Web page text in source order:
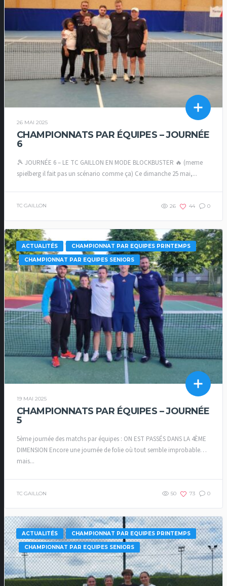
26 MAI 2025
CHAMPIONNATS PAR ÉQUIPES – JOURNÉE
6
🎾 JOURNÉE 6 – LE TC GAILLON EN MODE BLOCKBUSTER 🔥 (meme
spielberg il fait pas un scénario comme ça) Ce dimanche 25 mai,...
TC GAILLON 26 44 0
ACTUALITÉS CHAMPIONNAT PAR EQUIPES PRINTEMPS
CHAMPIONNAT PAR EQUIPES SENIORS
19 MAI 2025
CHAMPIONNATS PAR ÉQUIPES – JOURNÉE
5
5ème journée des matchs par équipes : ON EST PASSÉS DANS LA 4ÈME
DIMENSION Encore une journée de folie où tout semble improbable…
mais...
TC GAILLON 50 73 0
ACTUALITÉS CHAMPIONNAT PAR EQUIPES PRINTEMPS
CHAMPIONNAT PAR EQUIPES SENIORS